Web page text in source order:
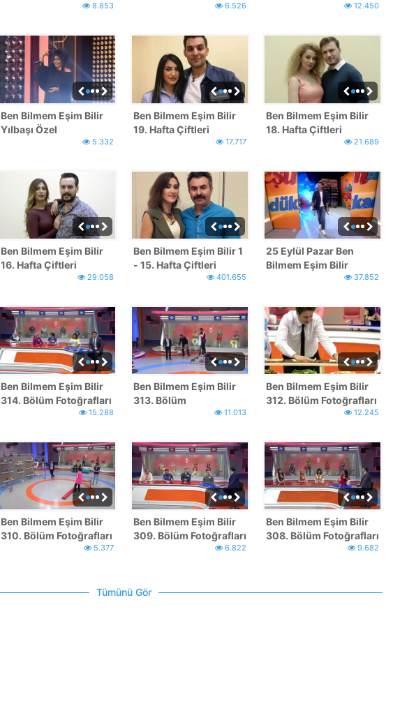
8.853 6.526 12.450
Ben Bilmem Eşim Bilir
Yılbaşı Özel
5.332
Ben Bilmem Eşim Bilir
19. Hafta Çiftleri
17.717
Ben Bilmem Eşim Bilir
18. Hafta Çiftleri
21.689
Ben Bilmem Eşim Bilir
16. Hafta Çiftleri
29.058
Ben Bilmem Eşim Bilir 1
- 15. Hafta Çiftleri
401.655
25 Eylül Pazar Ben
Bilmem Eşim Bilir
37.852
Ben Bilmem Eşim Bilir
314. Bölüm Fotoğrafları
15.288
Ben Bilmem Eşim Bilir
313. Bölüm
11.013
Ben Bilmem Eşim Bilir
312. Bölüm Fotoğrafları
12.245
Ben Bilmem Eşim Bilir
310. Bölüm Fotoğrafları
5.377
Ben Bilmem Eşim Bilir
309. Bölüm Fotoğrafları
6.822
Ben Bilmem Eşim Bilir
308. Bölüm Fotoğrafları
9.682
Tümünü Gör